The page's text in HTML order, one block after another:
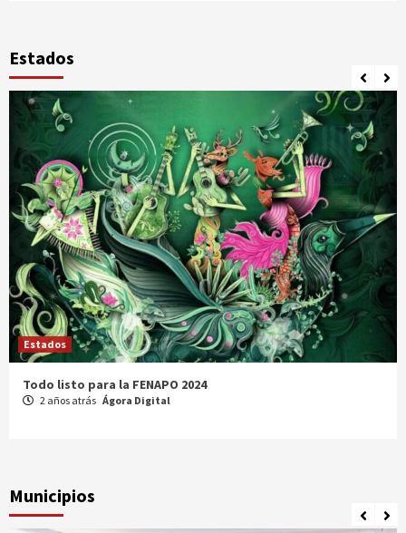
Estados
Estados
Comparte Cecytez estrategias para mejora académica en
Tamaulipas
Municipios